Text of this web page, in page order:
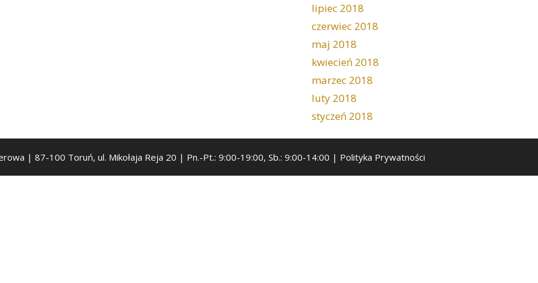
lipiec 2018
czerwiec 2018
maj 2018
kwiecień 2018
marzec 2018
luty 2018
styczeń 2018
| 87-100 Toruń, ul. Mikołaja Reja 20 | Pn.-Pt.: 9:00-19:00, Sb.: 9:00-14:00 | Polityka Prywatności